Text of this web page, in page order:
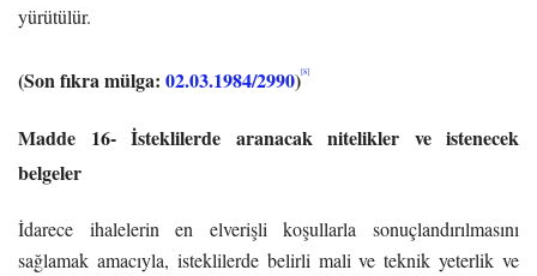
yürütülür.
(Son fıkra mülga: 02.03.1984/2990)[8]
Madde 16- İsteklilerde aranacak nitelikler ve istenecek
belgeler
İdarece ihalelerin en elverişli koşullarla sonuçlandırılmasını
sağlamak amacıyla, isteklilerde belirli mali ve teknik yeterlik ve